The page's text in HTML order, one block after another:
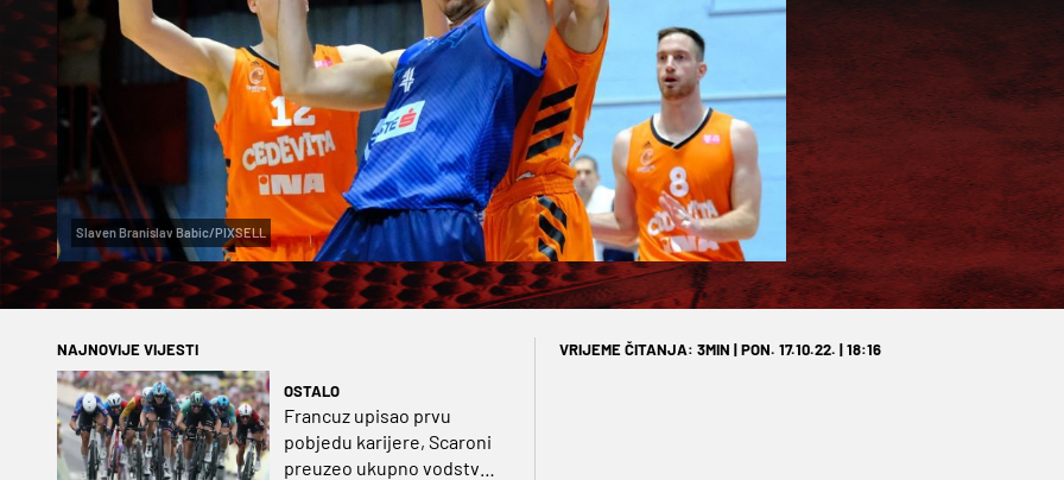
Slaven Branislav Babic/PIXSELL
NAJNOVIJE VIJESTI
OSTALO
Francuz upisao prvu
pobjedu karijere, Scaroni
preuzeo ukupno vodstvo
VRIJEME ČITANJA: 3MIN | PON. 17.10.22. | 18:16